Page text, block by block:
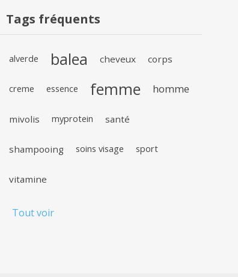
Tags fréquents
alverde balea cheveux corps
creme essence femme homme
mivolis myprotein santé
shampooing soins visage sport
vitamine
Tout voir